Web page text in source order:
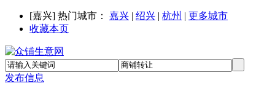
[嘉兴] 热门城市： 嘉兴 | 绍兴 | 杭州 | 更多城市
收藏本页
发布信息